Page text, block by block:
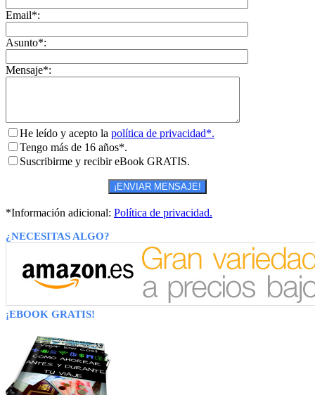
Email*:
Asunto*:
Mensaje*:
He leído y acepto la política de privacidad*.
Tengo más de 16 años*.
Suscribirme y recibir eBook GRATIS.
*Información adicional: Política de privacidad.
¿NECESITAS ALGO?
¡EBOOK GRATIS!